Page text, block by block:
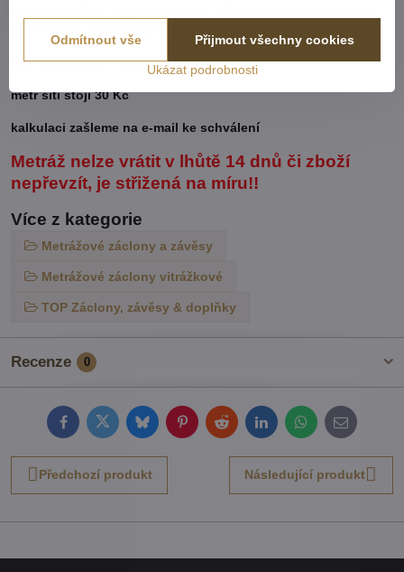
Šití metrážových záclon:
metr šití stojí 30 Kč
kalkulaci zašleme na e-mail ke schválení
Metráž nelze vrátit v lhůtě 14 dnů či zboží
nepřevzít, je střižená na míru!!
Více z kategorie
Metrážové záclony a závěsy
Metrážové záclony vitrážkové
TOP Záclony, závěsy & doplňky
Recenze 0
FacebookTwitterBlueskyPinterestRedditLinkedInWhatsApp
E-
mail
Předchozí produkt Následující produkt
Ukázat podrobnosti
Přijmout všechny cookies
Odmítnout vše